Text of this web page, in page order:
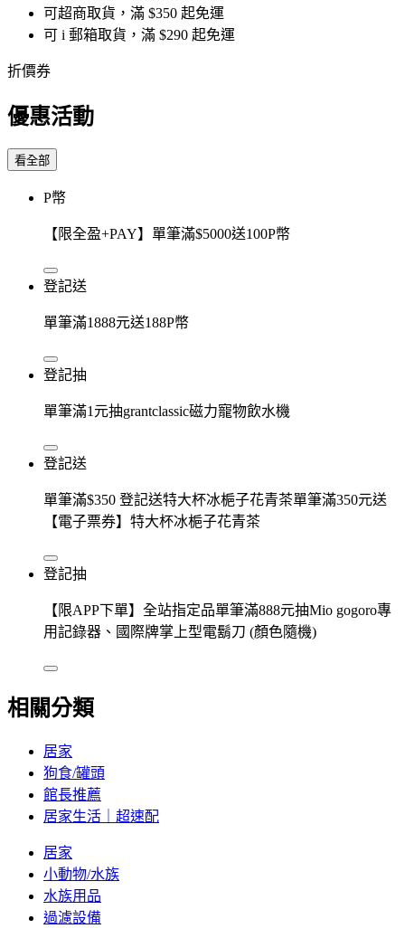
可超商取貨，滿 $350 起免運
可 i 郵箱取貨，滿 $290 起免運
折價券
優惠活動
看全部
P幣
【限全盈+PAY】單筆滿$5000送100P幣
登記送
單筆滿1888元送188P幣
登記抽
單筆滿1元抽grantclassic磁力寵物飲水機
登記送
單筆滿$350 登記送特大杯冰梔子花青茶單筆滿350元送
【電子票券】特大杯冰梔子花青茶
登記抽
【限APP下單】全站指定品單筆滿888元抽Mio gogoro專
用記錄器、國際牌掌上型電鬍刀 (顏色隨機)
相關分類
居家
狗食/罐頭
館長推薦
居家生活｜超速配
居家
小動物/水族
水族用品
過濾設備